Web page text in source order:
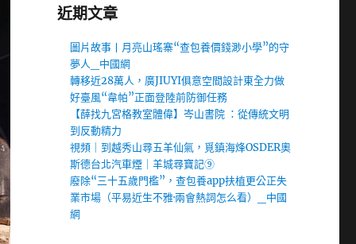
近期文章
圖片故事丨月亮山瑤寨“查包養價錢渺小學”的守
夢人_中國網
轉移近28萬人，廣JIUYI俱意空間設計東全力做
好臺風“韋帕”正面登陸前防御任務
【薛找九宮格教室體偉】岑山書院 ：從傳統文明
到反動精力
視頻｜到越秀山尋五羊仙氣，覓鎮海烽OSDER奧
斯德台北汽車煙｜羊城尋寶記⑨
廢除“三十五歲門檻”，查包養app扶植更公正失
業市場（平易近生不雅·兩會熱詞怎么看）_中國
網